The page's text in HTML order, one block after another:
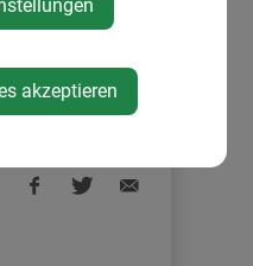
akzeptieren